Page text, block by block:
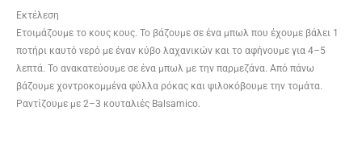
Εκτέλεση
Ετοιμάζουμε το κους κους. Το βάζουμε σε ένα μπωλ που έχουμε βάλει 1
ποτήρι καυτό νερό με έναν κύβο λαχανικών και το αφήνουμε για 4–5
λεπτά. Το ανακατεύουμε σε ένα μπωλ με την παρμεζάνα. Από πάνω
βάζουμε χοντροκομμένα φύλλα ρόκας και ψιλοκόβουμε την τομάτα.
Ραντίζουμε με 2–3 κουταλιές Balsamico.